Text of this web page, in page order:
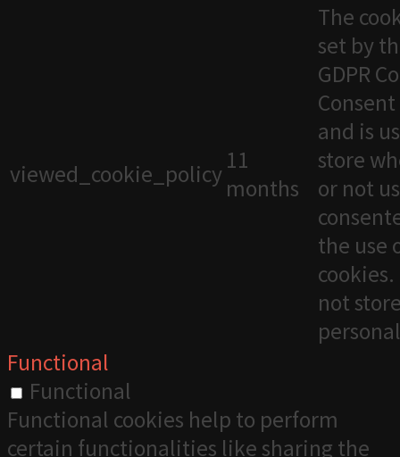
viewed_cookie_policy 11
months
The
set by
GDPR
and is
store
or not
the use
not
Functional
Functional
Functional cookies help to perform
certain functionalities like sharing the